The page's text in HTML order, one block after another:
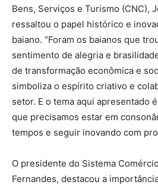
Bens, Serviços e Turismo (CNC),
ressaltou o papel histórico e
baiano. “Foram os baianos que
sentimento de alegria e
de transformação econômica e
simboliza o espírito criativo e
setor. E o tema aqui apresentado
que precisamos estar em
tempos e seguir inovando com
O presidente do Sistema
Fernandes, destacou a